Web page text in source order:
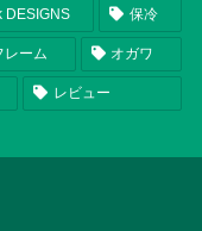
DESIGNS 保冷
レーム オガワ
レビュー